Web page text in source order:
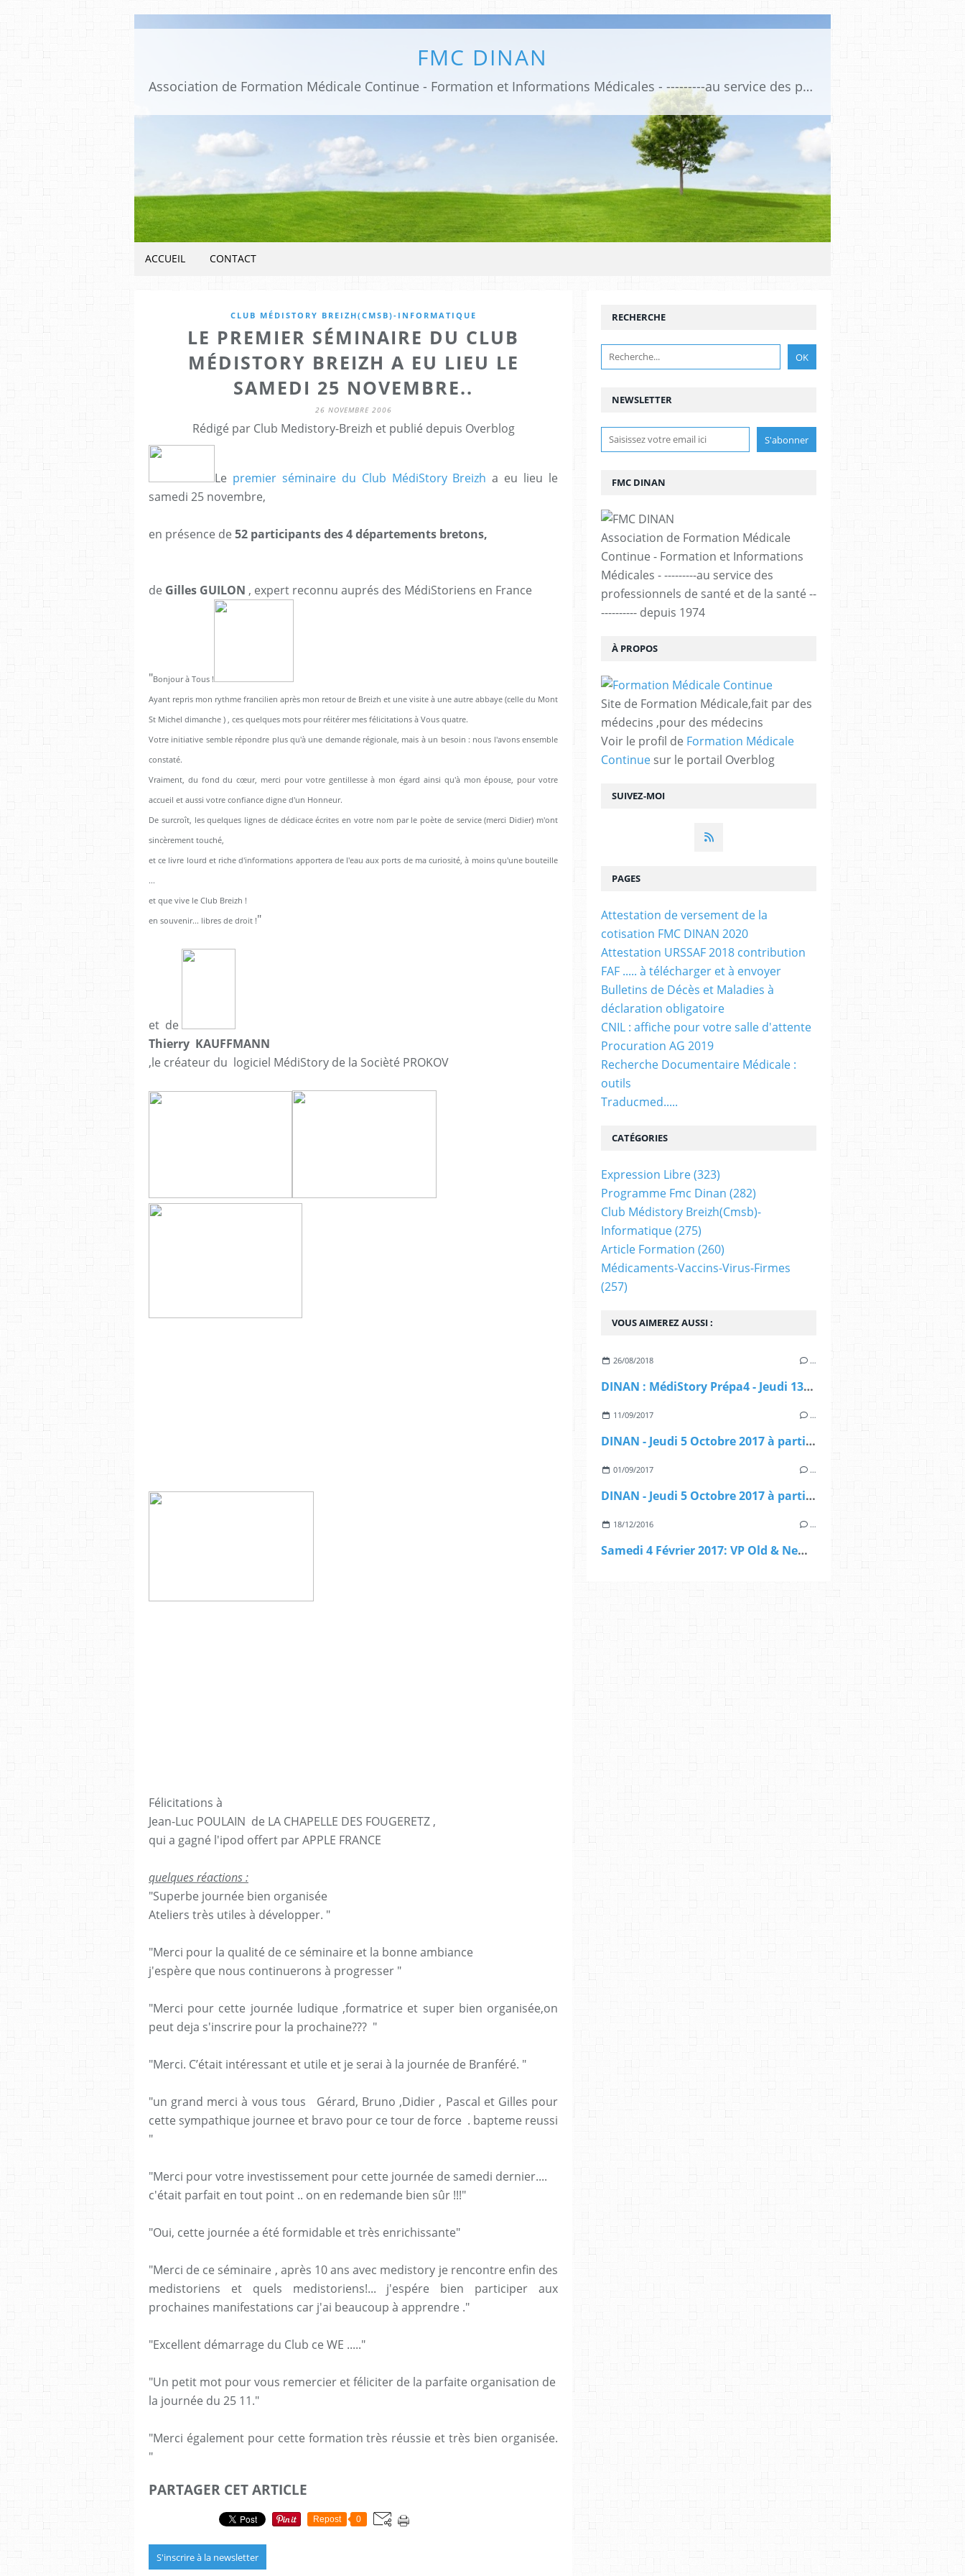
FMC DINAN
Association de Formation Médicale Continue - Formation et Informations Médicales - ---------au service des professionnels de santé et de la santé ------------ depuis 1974
ACCUEIL CONTACT
CLUB MÉDISTORY BREIZH(CMSB)-INFORMATIQUE
LE PREMIER SÉMINAIRE DU CLUB
MÉDISTORY BREIZH A EU LIEU LE
SAMEDI 25 NOVEMBRE..
26 NOVEMBRE 2006
Rédigé par Club Medistory-Breizh et publié depuis Overblog
Le premier séminaire du Club MédiStory Breizh a eu lieu le
samedi 25 novembre,
en présence de 52 participants des 4 départements bretons,
de Gilles GUILON , expert reconnu auprés des MédiStoriens en France
"Bonjour à Tous !
Ayant repris mon rythme francilien après mon retour de Breizh et une visite à une autre abbaye (celle du Mont
St Michel dimanche ) , ces quelques mots pour réitérer mes félicitations à Vous quatre.
Votre initiative semble répondre plus qu'à une demande régionale, mais à un besoin : nous l'avons ensemble
constaté.
Vraiment, du fond du cœur, merci pour votre gentillesse à mon égard ainsi qu'à mon épouse, pour votre
accueil et aussi votre confiance digne d'un Honneur.
De surcroît, les quelques lignes de dédicace écrites en votre nom par le poète de service (merci Didier) m'ont
sincèrement touché,
et ce livre lourd et riche d'informations apportera de l'eau aux ports de ma curiosité, à moins qu'une bouteille
...
et que vive le Club Breizh !
en souvenir... libres de droit !"
et de
Thierry KAUFFMANN
,le créateur du logiciel MédiStory de la Socièté PROKOV
Félicitations à
Jean-Luc POULAIN de LA CHAPELLE DES FOUGERETZ ,
qui a gagné l'ipod offert par APPLE FRANCE
quelques réactions :
"Superbe journée bien organisée
Ateliers très utiles à développer. "
"Merci pour la qualité de ce séminaire et la bonne ambiance
j'espère que nous continuerons à progresser "
"Merci pour cette journée ludique ,formatrice et super bien organisée,on
peut deja s'inscrire pour la prochaine??? "
"Merci. C’était intéressant et utile et je serai à la journée de Branféré. "
"un grand merci à vous tous Gérard, Bruno ,Didier , Pascal et Gilles pour
cette sympathique journee et bravo pour ce tour de force . bapteme reussi
"
"Merci pour votre investissement pour cette journée de samedi dernier....
c'était parfait en tout point .. on en redemande bien sûr !!!"
"Oui, cette journée a été formidable et très enrichissante"
"Merci de ce séminaire , après 10 ans avec medistory je rencontre enfin des
medistoriens et quels medistoriens!... j'espére bien participer aux
prochaines manifestations car j'ai beaucoup à apprendre ."
"Excellent démarrage du Club ce WE ....."
"Un petit mot pour vous remercier et féliciter de la parfaite organisation de
la journée du 25 11."
"Merci également pour cette formation très réussie et très bien organisée.
"
PARTAGER CET ARTICLE
Repost 0
S'inscrire à la newsletter
NEWSLETTER
SUIVEZ-MOI
RECHERCHE
FMC DINAN
Association de Formation Médicale
Continue - Formation et Informations
Médicales - ---------au service des
professionnels de santé et de la santé --
---------- depuis 1974
À PROPOS
Site de Formation Médicale,fait par des
médecins ,pour des médecins
Voir le profil de Formation Médicale
Continue sur le portail Overblog
VOUS AIMEREZ AUSSI :
26/08/2018 …
DINAN : MédiStory Prépa4 - Jeudi 13_Vendredi 14 et Samedi 15 Septembre 2018
11/09/2017 …
DINAN - Jeudi 5 Octobre 2017 à partir de 16 heures ....... Evénement MédiStory 4
01/09/2017 …
DINAN - Jeudi 5 Octobre 2017 à partir de 16 heures ....... Evénement MédiStory 4
18/12/2016 …
Samedi 4 Février 2017: VP Old & New à PLOERMEL
PAGES
Attestation de versement de la
cotisation FMC DINAN 2020
Attestation URSSAF 2018 contribution
FAF ..... à télécharger et à envoyer
Bulletins de Décès et Maladies à
déclaration obligatoire
CNIL : affiche pour votre salle d'attente
Procuration AG 2019
Recherche Documentaire Médicale :
outils
Traducmed.....
CATÉGORIES
Expression Libre(323)
Programme Fmc Dinan (282)
Club Médistory Breizh(cmsb)-
Informatique(275)
Article Formation (260)
Médicaments-Vaccins-Virus-Firmes
(257)